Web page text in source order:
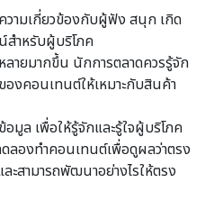
ามเกี่ยวข้องกับผู้ฟัง สนุก เกิด
สำหรับผู้บริโภค
ายมากขึ้น นักการตลาดควรรู้จัก
องคอนเทนต์ให้เหมาะกับสินค้า
อมูล เพื่อให้รู้จักและรู้ใจผู้บริโภค
ลองทำคอนเทนต์เพื่อดูผลว่าตรง
ะสามารถพัฒนาอย่างไรให้ตรง